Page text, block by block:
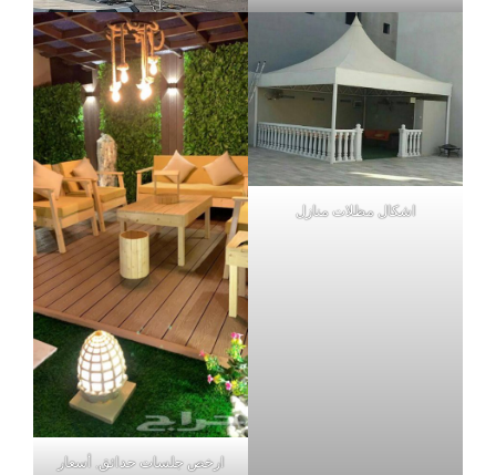
اشكال مظلات منازل
ارخص جلسات حدائق, أسعار